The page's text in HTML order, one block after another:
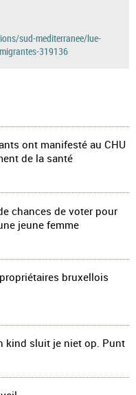
sud-mediterranee/lue-
319136
ont manifesté au CHU
de la santé
chances de voter pour
jeune femme
bruxellois
kind sluit je niet op. Punt